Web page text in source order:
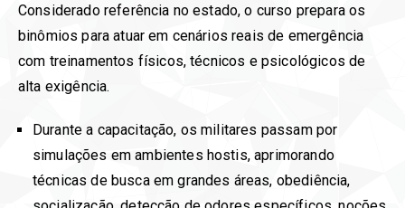
Considerado referência no estado, o curso prepara os
binômios para atuar em cenários reais de emergência
com treinamentos físicos, técnicos e psicológicos de
alta exigência.
Durante a capacitação, os militares passam por
simulações em ambientes hostis, aprimorando
técnicas de busca em grandes áreas, obediência,